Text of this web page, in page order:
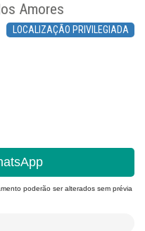
Amores
LOCALIZAÇÃO PRIVILEGIADA
poderão ser alterados sem prévia